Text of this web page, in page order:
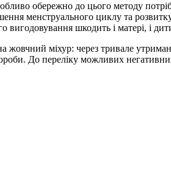
обережно до цього методу
менструального циклу та
вигодовування шкодить і матері, і
жовчний міхур: через тривале
До переліку можливих